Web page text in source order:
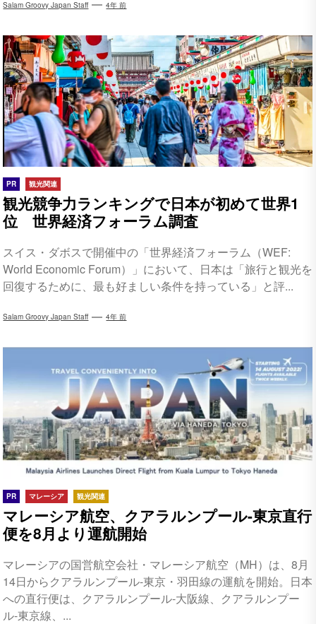
Salam Groovy Japan Staff 4年 前
PR 観光関連
観光競争力ランキングで日本が初めて世界1
位 世界経済フォーラム調査
スイス・ダボスで開催中の「世界経済フォーラム（WEF:
World Economic Forum）」において、日本は「旅行と観光を
回復するために、最も好ましい条件を持っている」と評...
Salam Groovy Japan Staff 4年 前
PR マレーシア 観光関連
マレーシア航空、クアラルンプール-東京直行
便を8月より運航開始
マレーシアの国営航空会社・マレーシア航空（MH）は、8月
14日からクアラルンプール-東京・羽田線の運航を開始。日本
への直行便は、クアラルンプール-大阪線、クアラルンプー
ル-東京線、...